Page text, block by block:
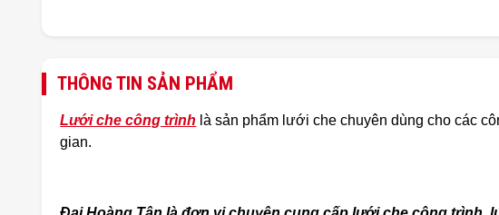
THÔNG TIN SẢN PHẨM
Lưới che công trình là sản phẩm lưới che chuyên dùng cho các
gian.